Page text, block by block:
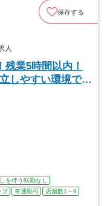
保存する
人
残業5時間以内！
しやすい環境で
を伴う転勤なし
プ 車通勤可
店舗数1～9